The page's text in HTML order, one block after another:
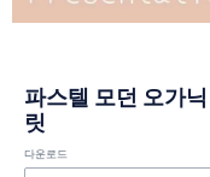
파스텔 모던 오가
릿
다운로드